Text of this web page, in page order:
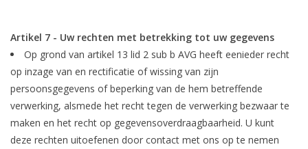
Artikel 7 - Uw rechten met betrekking tot uw gegevens
Op grond van artikel 13 lid 2 sub b AVG heeft eenieder recht
op inzage van en rectificatie of wissing van zijn
persoonsgegevens of beperking van de hem betreffende
verwerking, alsmede het recht tegen de verwerking bezwaar te
maken en het recht op gegevensoverdraagbaarheid. U kunt
deze rechten uitoefenen door contact met ons op te nemen